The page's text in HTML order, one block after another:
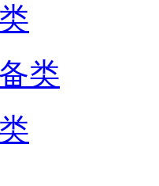
类